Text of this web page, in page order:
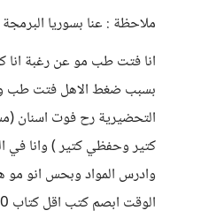
ملاحظة : عنا بسوريا
انا فتت طب مو عن رغبة انا
بسبب ضغط الاهل فتت طب
التحضيرية رح فوت اسنان
كتير وحفظي كتير ) وانا في
وادرس المواد وبحس انو مو